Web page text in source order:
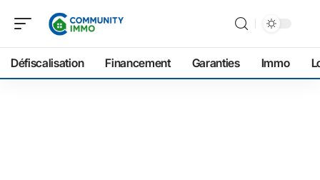
Défiscalisation Financement Garanties Immo